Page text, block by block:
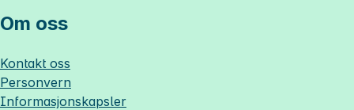
Om oss
Kontakt oss
Personvern
Informasjonskapsler